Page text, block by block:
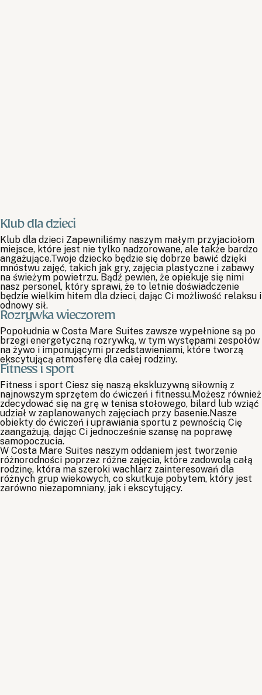
Klub dla dzieci
Klub dla dzieci Zapewniliśmy naszym małym przyjaciołom
miejsce, które jest nie tylko nadzorowane, ale także bardzo
angażujące.Twoje dziecko będzie się dobrze bawić dzięki
mnóstwu zajęć, takich jak gry, zajęcia plastyczne i zabawy
na świeżym powietrzu. Bądź pewien, że opiekuje się nimi
nasz personel, który sprawi, że to letnie doświadczenie
będzie wielkim hitem dla dzieci, dając Ci możliwość relaksu i
odnowy sił.
Rozrywka wieczorem
Popołudnia w Costa Mare Suites zawsze wypełnione są po
brzegi energetyczną rozrywką, w tym występami zespołów
na żywo i imponującymi przedstawieniami, które tworzą
ekscytującą atmosferę dla całej rodziny.
Fitness i sport
Fitness i sport Ciesz się naszą ekskluzywną siłownią z
najnowszym sprzętem do ćwiczeń i fitnessu.Możesz również
zdecydować się na grę w tenisa stołowego, bilard lub wziąć
udział w zaplanowanych zajęciach przy basenie.Nasze
obiekty do ćwiczeń i uprawiania sportu z pewnością Cię
zaangażują, dając Ci jednocześnie szansę na poprawę
samopoczucia.
W Costa Mare Suites naszym oddaniem jest tworzenie
różnorodności poprzez różne zajęcia, które zadowolą całą
rodzinę, która ma szeroki wachlarz zainteresowań dla
różnych grup wiekowych, co skutkuje pobytem, który jest
zarówno niezapomniany, jak i ekscytujący.
PL
TR
EN
Strona główna
Pobyt w hotelu
Zakwaterowanie
Restauracje
Spa i wellness
Baseny i plaża
Doświadczenia i zajęcia
Zrównoważoność